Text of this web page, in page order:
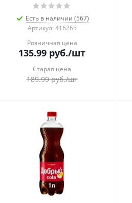
Есть в наличии (567)
Артикул: 416265
Розничная цена
135.99 руб./шт
Старая цена
189.99руб./шт